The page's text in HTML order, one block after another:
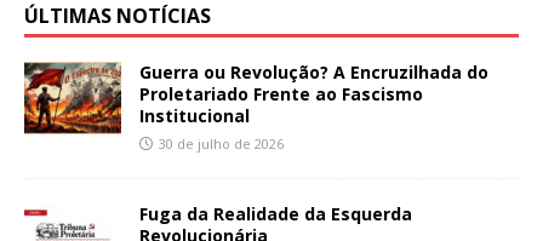
ÚLTIMAS NOTÍCIAS
Guerra ou Revolução? A Encruzilhada do
Proletariado Frente ao Fascismo
Institucional
30 de julho de 2026
Fuga da Realidade da Esquerda
Revolucionária